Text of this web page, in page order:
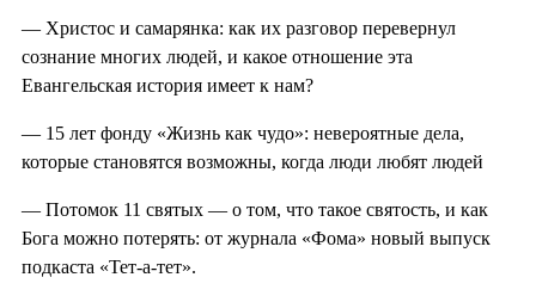
— Христос и самарянка: как их разговор перевернул
сознание многих людей, и какое отношение эта
Евангельская история имеет к нам?
— 15 лет фонду «Жизнь как чудо»: невероятные дела,
которые становятся возможны, когда люди любят людей
— Потомок 11 святых — о том, что такое святость, и как
Бога можно потерять: от журнала «Фома» новый выпуск
подкаста «Тет-а-тет».